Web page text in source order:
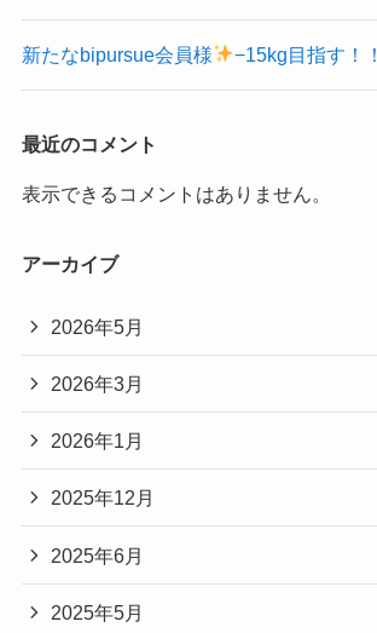
新たなbipursue会員様 −15kg目指す！！
最近のコメント
表示できるコメントはありません。
アーカイブ
2026年5月
2026年3月
2026年1月
2025年12月
2025年6月
2025年5月